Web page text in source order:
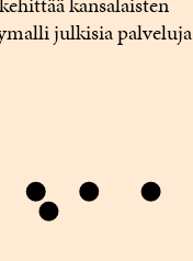
julkisia palveluja